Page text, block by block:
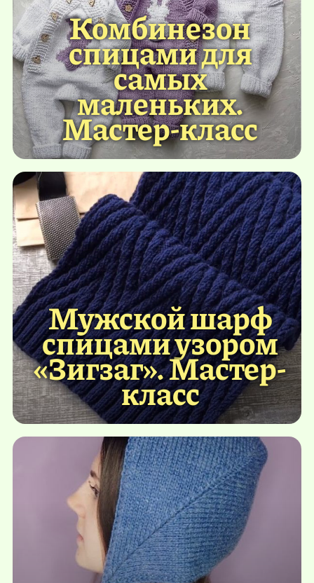
Комбинезон
спицами для
самых
маленьких.
Мастер-класс
Мужской шарф
спицами узором
«Зигзаг». Мастер-
класс